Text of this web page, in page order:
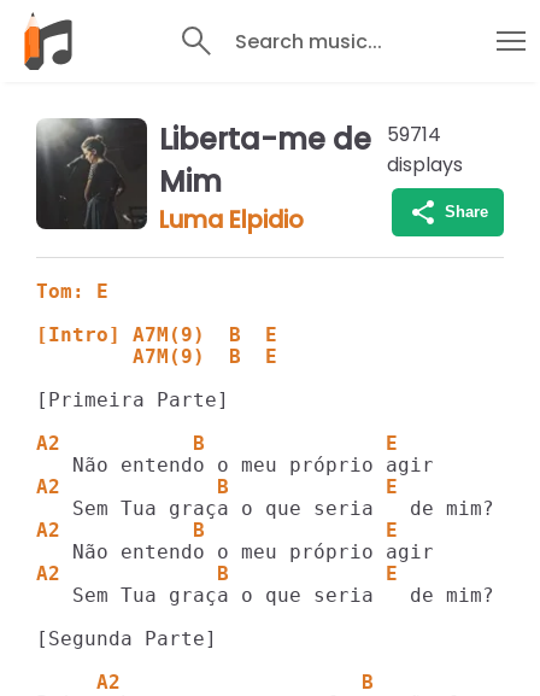
Search music...
Liberta-me de
Mim
Luma Elpidio
59714
displays
Share
Tom: E
[Intro] A7M(9)  B  E
        A7M(9)  B  E
[Primeira Parte]
A2           B               E
A2             B             E
A2           B               E
A2             B             E
   Sem Tua graça o que seria   de mim?
[Segunda Parte]
     A2                    B